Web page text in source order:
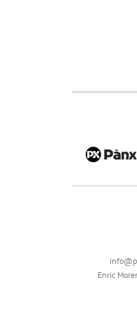
Enric